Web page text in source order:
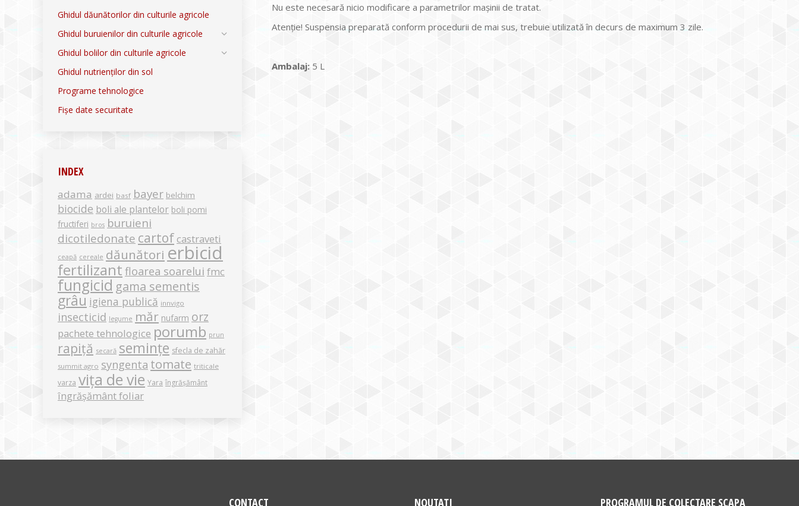
Nu este necesară nicio modificare a parametrilor mașinii de tratat.
Atenție! Suspensia preparată conform procedurii de mai sus, trebuie utilizată în decurs de maximum 3 zile.
Ambalaj: 5 L
Ghidul dăunătorilor din culturile agricole
Ghidul buruienilor din culturile agricole
Ghidul bolilor din culturile agricole
Ghidul nutrienților din sol
Programe tehnologice
Fișe date securitate
INDEX
adama ardei basf bayer belchim
biocide boli ale plantelor boli pomi
fructiferi bros buruieni
dicotiledonate cartof castraveti
ceapă cereale dăunători erbicid
fertilizant floarea soarelui fmc
fungicid gama sementis
grâu igiena publică innvigo
insecticid legume măr nufarm orz
pachete tehnologice porumb prun
rapiță secară semințe sfecla de zahăr
summit agro syngenta tomate triticale
varza vița de vie Yara îngrășământ
îngrășământ foliar
CONTACT NOUTAȚI PROGRAMUL DE COLECTARE SCAPA